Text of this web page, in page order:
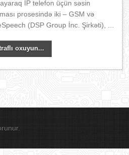
İP telefon üçün səsin
prosesində iki – GSM və
(DSP Group İnc. Şirkəti), ...
oxuyun...